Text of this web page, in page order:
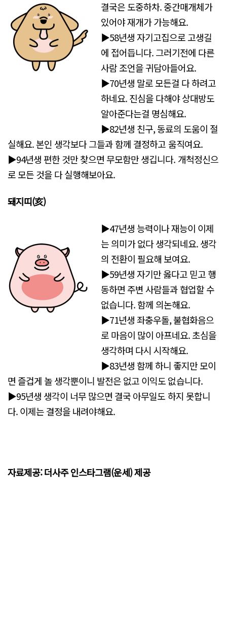
결국은 도중하차. 중간매개체가
있어야 재개가 가능해요.
▶58년생 자기고집으로 고생길
에 접어듭니다. 그러기전에 다른
사람 조언을 귀담아들어요.
▶70년생 말로 모든걸 다 하려고
하네요. 진심을 다해야 상대방도
알아준다는걸 명심해요.
▶82년생 친구, 동료의 도움이 절
실해요. 본인 생각보다 그들과 함께 결정하고 움직여요.
▶94년생 편한 것만 찾으면 무모함만 생깁니다. 개척정신으
로 모든 것을 다 실행해보아요.
돼지띠(亥)
▶47년생 능력이나 재능이 이제
는 의미가 없다 생각되네요. 생각
의 전환이 필요해 보여요.
▶59년생 자기만 옳다고 믿고 행
동하면 주변 사람들과 협업할 수
없습니다. 함께 의논해요.
▶71년생 좌충우돌, 불협화음으
로 마음이 많이 아프네요. 초심을
생각하며 다시 시작해요.
▶83년생 함께 하니 좋지만 모이
면 즐겁게 놀 생각뿐이니 발전은 없고 이익도 없습니다.
▶95년생 생각이 너무 많으면 결국 아무일도 하지 못합니
다. 이제는 결정을 내려야해요.
자료제공: 더사주 인스타그램(운세) 제공